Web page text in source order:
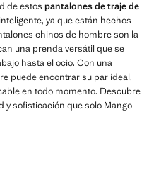
de estos pantalones de traje de
ya que están hechos
chinos de hombre son la
una prenda versátil que se
hasta el ocio. Con una
puede encontrar su par ideal,
en todo momento. Descubre
y sofisticación que solo Mango